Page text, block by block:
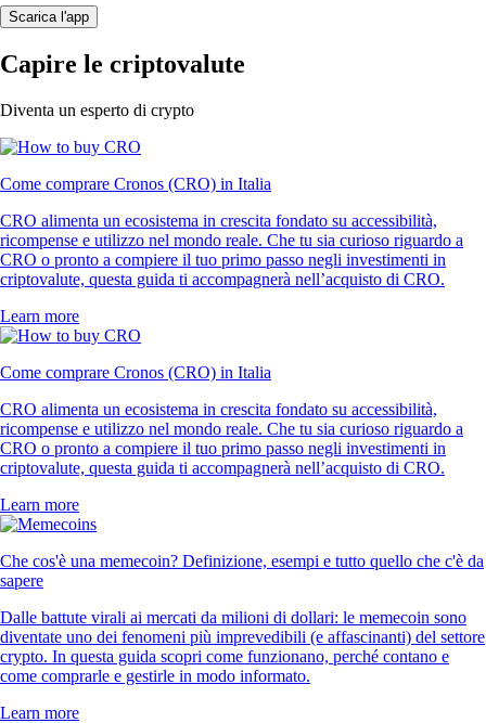
Scarica l'app
Capire le criptovalute
Diventa un esperto di crypto
Come comprare Cronos (CRO) in Italia
CRO alimenta un ecosistema in crescita fondato su accessibilità,
ricompense e utilizzo nel mondo reale. Che tu sia curioso riguardo a
CRO o pronto a compiere il tuo primo passo negli investimenti in
criptovalute, questa guida ti accompagnerà nell’acquisto di CRO.
Learn more
Come comprare Cronos (CRO) in Italia
CRO alimenta un ecosistema in crescita fondato su accessibilità,
ricompense e utilizzo nel mondo reale. Che tu sia curioso riguardo a
CRO o pronto a compiere il tuo primo passo negli investimenti in
criptovalute, questa guida ti accompagnerà nell’acquisto di CRO.
Learn more
Che cos'è una memecoin? Definizione, esempi e tutto quello che c'è da
sapere
Dalle battute virali ai mercati da milioni di dollari: le memecoin sono
diventate uno dei fenomeni più imprevedibili (e affascinanti) del settore
crypto. In questa guida scopri come funzionano, perché contano e
come comprarle e gestirle in modo informato.
Learn more